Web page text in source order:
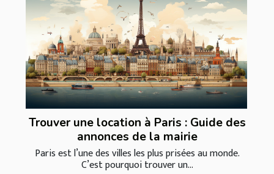
Trouver une location à Paris : Guide des
annonces de la mairie
Paris est l’une des villes les plus prisées au monde.
C’est pourquoi trouver un...